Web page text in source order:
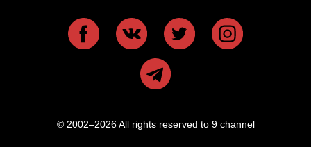
© 2002–2026 All rights reserved to 9 channel